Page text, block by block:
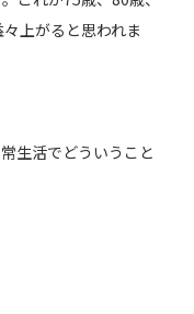
上がると思われま
生活でどういうこと